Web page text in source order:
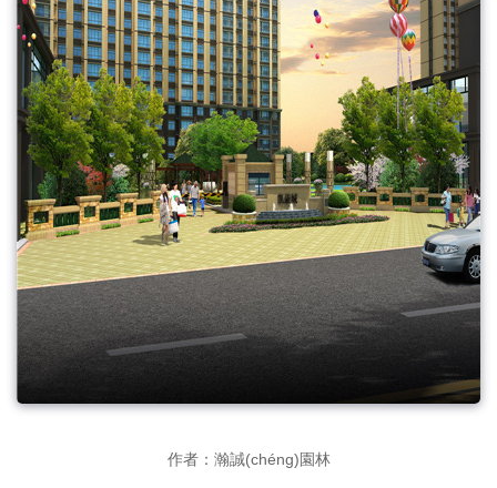
作者：瀚誠(chéng)園林